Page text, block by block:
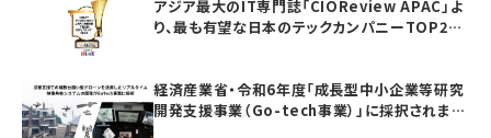
アジア最大のIT専門誌「CIOReview APAC」よ
り、最も有望な日本のテックカンパニーTOP20
経済産業省・令和6年度「成長型中小企業等研究
開発支援事業（Go-tech事業）」に採択されまし